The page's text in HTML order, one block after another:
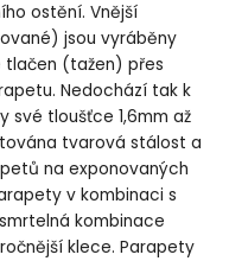
ostění. Vnější
jsou vyráběny
tlačen (tažen) přes
Nedochází tak k
své tloušťce 1,6mm až
tvarová stálost a
na exponovaných
v kombinaci s
kombinace
klece. Parapety